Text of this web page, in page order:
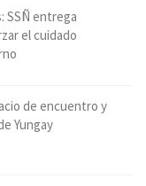
SSÑ entrega
el cuidado
de encuentro y
Yungay